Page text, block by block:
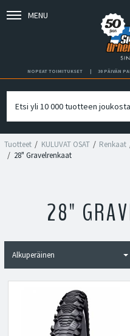
MENU
NOPEAT TOIMITUKSET 30 PÄIVÄN
Tuotteet KULUVAT OSAT Renkaat
28" Gravelrenkaat
28"